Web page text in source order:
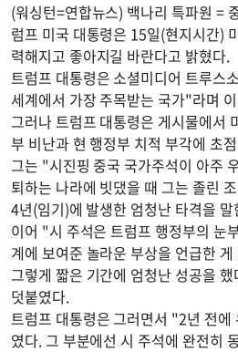
(워싱턴=연합뉴스) 백나리 특파원 =
럼프 미국 대통령은 15일(현지시간)
력해지고 좋아지길 바란다고 밝혔다.
트럼프 대통령은 소셜미디어 트루스
세계에서 가장 주목받는 국가"라며
그러나 트럼프 대통령은 게시물에서
부 비난과 현 행정부 치적 부각에 초
그는 "시진핑 중국 국가주석이 아주
퇴하는 나라에 빗댔을 때 그는 졸린
4년(임기)에 발생한 엄청난 타격을
이어 "시 주석은 트럼프 행정부의 눈
계에 보여준 놀라운 부상을 언급한
그렇게 짧은 기간에 엄청난 성공을
덧붙였다.
트럼프 대통령은 그러면서 "2년 전에
였다. 그 부분에선 시 주석에 완전히